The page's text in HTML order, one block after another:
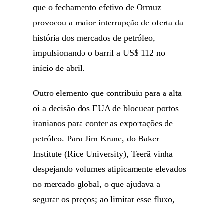
que o fechamento efetivo de Ormuz
provocou a maior interrupção de oferta da
história dos mercados de petróleo,
impulsionando o barril a US$ 112 no
início de abril.
Outro elemento que contribuiu para a alta
oi a decisão dos EUA de bloquear portos
iranianos para conter as exportações de
petróleo. Para Jim Krane, do Baker
Institute (Rice University), Teerã vinha
despejando volumes atipicamente elevados
no mercado global, o que ajudava a
segurar os preços; ao limitar esse fluxo,